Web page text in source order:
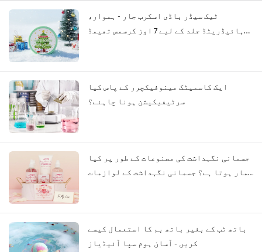
ٹیک سیڈر باڈی اسکرب جار - ہموار،
ہائیڈریٹڈ جلد کے لیے 7 اوز کرسمس تھیمڈ
ایک کاسمیٹک مینوفیکچرر کے پاس کیا
سرٹیفیکیشن ہونا چاہئے؟
جسمانی نگہداشت کی مصنوعات کے طور پر کیا
شمار ہوتا ہے؟ جسمانی نگہداشت کے لوازمات
باتھ ٹب کے بغیر باتھ بم کا استعمال کیسے
کریں - آسان ہوم سپا آئیڈیاز